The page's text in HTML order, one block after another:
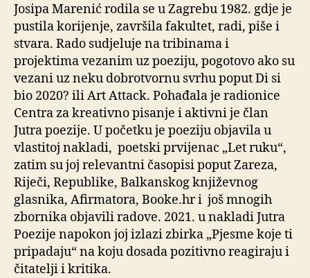
Josipa Marenić rodila se u Zagrebu 1982. gdje je
pustila korijenje, završila fakultet, radi, piše i
stvara. Rado sudjeluje na tribinama i
projektima vezanim uz poeziju, pogotovo ako su
vezani uz neku dobrotvornu svrhu poput Di si
bio 2020? ili Art Attack. Pohađala je radionice
Centra za kreativno pisanje i aktivni je član
Jutra poezije. U početku je poeziju objavila u
vlastitoj nakladi, poetski prvijenac „Let ruku“,
zatim su joj relevantni časopisi poput Zareza,
Riječi, Republike, Balkanskog književnog
glasnika, Afirmatora, Booke.hr i još mnogih
zbornika objavili radove. 2021. u nakladi Jutra
Poezije napokon joj izlazi zbirka „Pjesme koje ti
pripadaju“ na koju dosada pozitivno reagiraju i
čitatelji i kritika.